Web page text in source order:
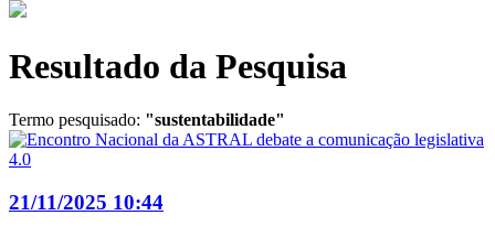
Resultado da Pesquisa
Termo pesquisado: "sustentabilidade"
21/11/2025 10:44